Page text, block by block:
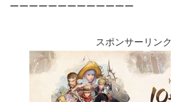
ーーーーーーーーーーーーー
スポンサーリンク